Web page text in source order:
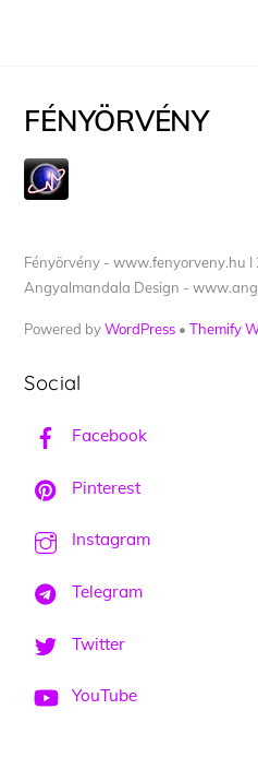
FÉNYÖRVÉNY
Fényörvény - www.fenyorveny.hu
Angyalmandala Design -
Powered byWordPress •Themify
Social
Facebook
Pinterest
Instagram
Telegram
Twitter
YouTube